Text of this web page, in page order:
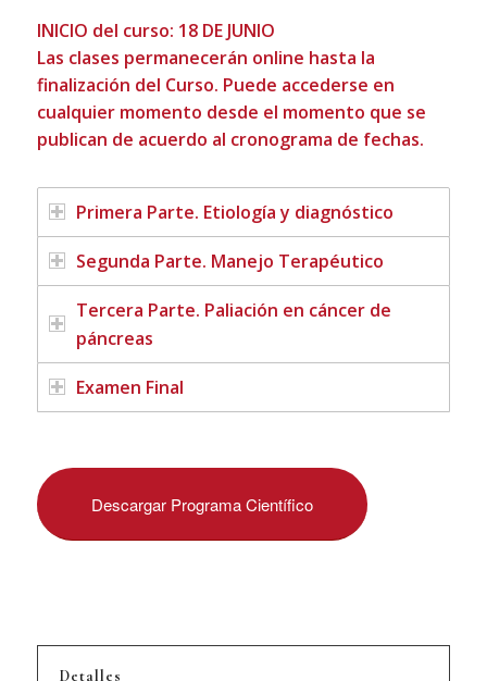
INICIO del curso: 18 DE JUNIO
Las clases permanecerán online hasta la
finalización del Curso. Puede accederse en
cualquier momento desde el momento que se
publican de acuerdo al cronograma de fechas.
Primera Parte. Etiología y diagnóstico
Segunda Parte. Manejo Terapéutico
Tercera Parte. Paliación en cáncer de
páncreas
Examen Final
Descargar Programa Científico
Detalles